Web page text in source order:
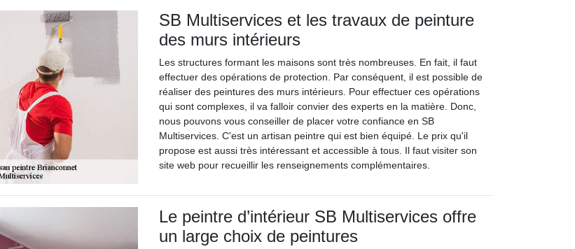
SB Multiservices et les travaux de peinture
des murs intérieurs
Les structures formant les maisons sont très nombreuses. En fait, il faut
effectuer des opérations de protection. Par conséquent, il est possible de
réaliser des peintures des murs intérieurs. Pour effectuer ces opérations
qui sont complexes, il va falloir convier des experts en la matière. Donc,
nous pouvons vous conseiller de placer votre confiance en SB
Multiservices. C'est un artisan peintre qui est bien équipé. Le prix qu'il
propose est aussi très intéressant et accessible à tous. Il faut visiter son
site web pour recueillir les renseignements complémentaires.
Le peintre d’intérieur SB Multiservices offre
un large choix de peintures